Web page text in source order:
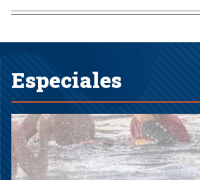
Especiales